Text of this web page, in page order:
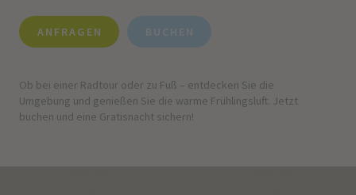
ANFRAGEN BUCHEN
Ob bei einer Radtour oder zu Fuß – entdecken Sie die
Umgebung und genießen Sie die warme Frühlingsluft. Jetzt
buchen und eine Gratisnacht sichern!